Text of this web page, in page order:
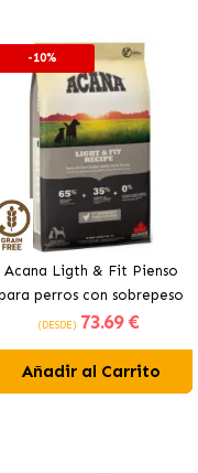
-10%
Acana Ligth & Fit Pienso
perros con sobrepeso
con pollo fresco
(DESDE) 73.69 €
Añadir al Carrito